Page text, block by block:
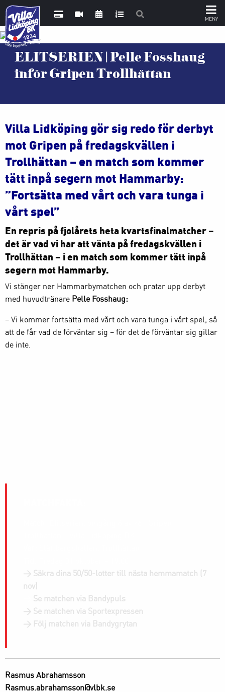
ELITSERIEN | Pelle Fosshaug
inför Gripen Trollhättan
Villa Lidköping gör sig redo för derbyt
mot Gripen på fredagskvällen i
Trollhättan – en match som kommer
tätt inpå segern mot Hammarby:
”Fortsätta med vårt och vara tunga i
vårt spel”
En repris på fjolårets heta kvartsfinalmatcher –
det är vad vi har att vänta på fredagskvällen i
Trollhättan – i en match som kommer tätt inpå
segern mot Hammarby.
Vi stänger ner Hammarbymatchen och pratar upp derbyt
med huvudtränare Pelle Fosshaug:
– Vi kommer fortsätta med vårt och vara tunga i vårt spel, så
att de får vad de förväntar sig – för det de förväntar sig gillar
de inte.
> Säkra dina 50/50-lotter till nästa hemmamatch (7
nov)
Se matchen via Bandypuls
> Se matchen via Sportexpressen
> Följ matchen via Bandygrytan
Rasmus Abrahamsson
Rasmus.abrahamsson@vlbk.se